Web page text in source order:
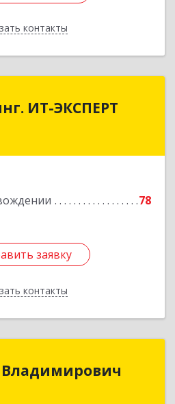
контакты
Назад
ИТ-ЭКСПЕРТ
78
заявку
контакты
ИТ-ЭКСПЕРТ
край, Большой Камень г,
заявку
Назад
Владимирович
Владимирович
край, г. Находка, ул.